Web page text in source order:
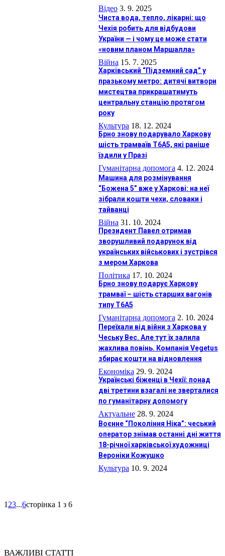
Відео 3. 9. 2025
Чиста вода, тепло, лікарні: що
Чехія робить для відбудови
України — і чому це може стати
«новим планом Маршалла»
Війна 15. 7. 2025
Харківський “Підземний сад” у
празькому метро: дитячі витвори
мистецтва прикрашатимуть
центральну станцію протягом
року
Культура 18. 12. 2024
Брно знову подарувало Харкову
шість трамваїв Т6А5, які раніше
їздили у Празі
Гуманітарна допомога 4. 12. 2024
Машина для розмінування
“Божена 5” вже у Харкові: на неї
зібрали кошти чехи, словаки і
тайванці
Війна 31. 10. 2024
Президент Павел отримав
зворушливий подарунок від
українських військових і зустрівся
з мером Харкова
Політика 17. 10. 2024
Брно знову подарує Харкову
трамваї – шість старших вагонів
типу Т6А5
Гуманітарна допомога 2. 10. 2024
Переїхали від війни з Харкова у
Чеську Вес. Але тут їх залила
жахлива повінь. Компанія Vegetus
збирає кошти на відновлення
Економіка 29. 9. 2024
Українські біженці в Чехії: понад
дві третини взагалі не зверталися
по гуманітарну допомогу
Актуальне 28. 9. 2024
Воєнне “Покоління Ніка”: чеський
оператор знімав останні дні життя
18-річної харківської художниці
Вероніки Кожушко
Культура 10. 9. 2024
1 23...6сторінка 1 з 6
ВАЖЛИВІ СТАТТІ